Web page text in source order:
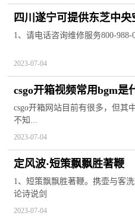
四川遂宁可提供东芝中
天视讯
1、请电话咨询维修服务800-988-
2023-07-04
csgo开箱视频常用bgm是
哪些？
csgo开箱网站目前有很多，但其
不知...
2023-07-04
定风波·短策飘飘胜著鞭
1、短策飘飘胜著鞭。携壶与客
论诗说剑
2023-07-04